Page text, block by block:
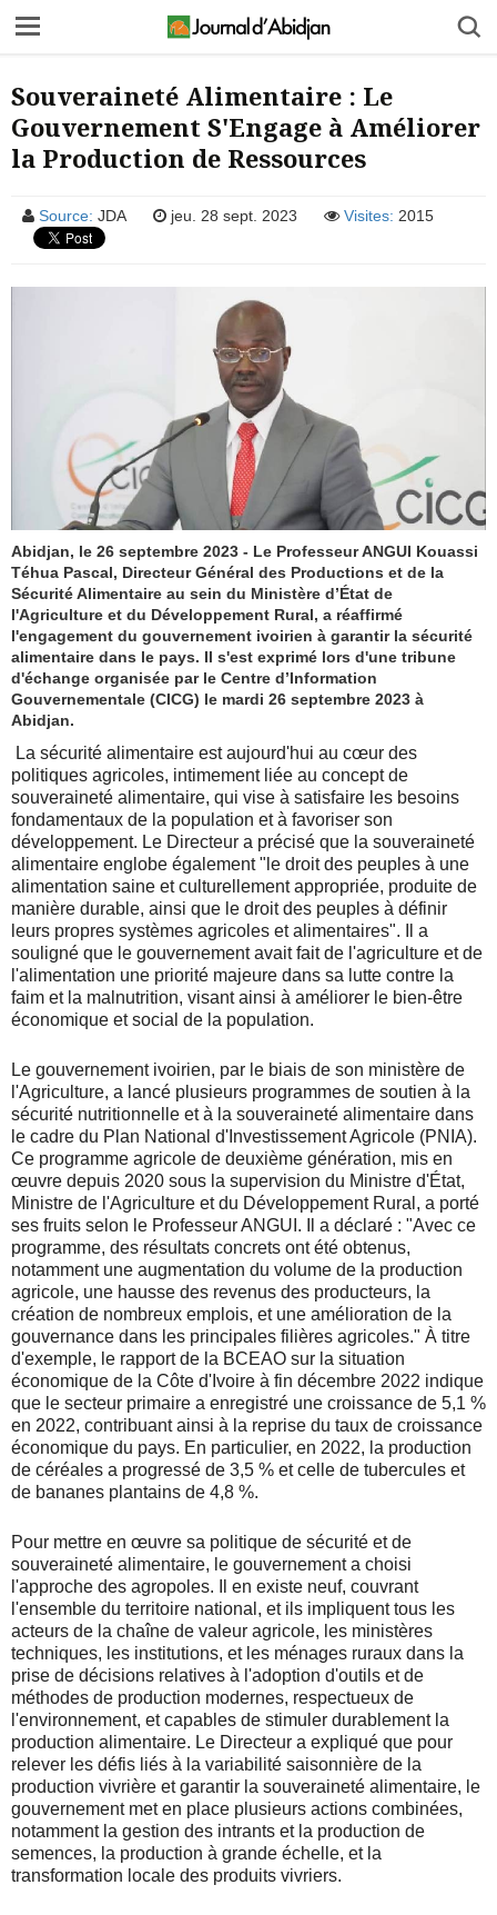
Souveraineté Alimentaire : Le
Gouvernement S'Engage à Améliorer
la Production de Ressources
Source: JDA jeu. 28 sept. 2023 Visites: 2015
Abidjan, le 26 septembre 2023 - Le Professeur ANGUI Kouassi
Téhua Pascal, Directeur Général des Productions et de la
Sécurité Alimentaire au sein du Ministère d’État de
l'Agriculture et du Développement Rural, a réaffirmé
l'engagement du gouvernement ivoirien à garantir la sécurité
alimentaire dans le pays. Il s'est exprimé lors d'une tribune
d'échange organisée par le Centre d’Information
Gouvernementale (CICG) le mardi 26 septembre 2023 à
Abidjan.
La sécurité alimentaire est aujourd'hui au cœur des
politiques agricoles, intimement liée au concept de
souveraineté alimentaire, qui vise à satisfaire les besoins
fondamentaux de la population et à favoriser son
développement. Le Directeur a précisé que la souveraineté
alimentaire englobe également "le droit des peuples à une
alimentation saine et culturellement appropriée, produite de
manière durable, ainsi que le droit des peuples à définir
leurs propres systèmes agricoles et alimentaires". Il a
souligné que le gouvernement avait fait de l'agriculture et de
l'alimentation une priorité majeure dans sa lutte contre la
faim et la malnutrition, visant ainsi à améliorer le bien-être
économique et social de la population.
Le gouvernement ivoirien, par le biais de son ministère de
l'Agriculture, a lancé plusieurs programmes de soutien à la
sécurité nutritionnelle et à la souveraineté alimentaire dans
le cadre du Plan National d'Investissement Agricole (PNIA).
Ce programme agricole de deuxième génération, mis en
œuvre depuis 2020 sous la supervision du Ministre d'État,
Ministre de l'Agriculture et du Développement Rural, a porté
ses fruits selon le Professeur ANGUI. Il a déclaré : "Avec ce
programme, des résultats concrets ont été obtenus,
notamment une augmentation du volume de la production
agricole, une hausse des revenus des producteurs, la
création de nombreux emplois, et une amélioration de la
gouvernance dans les principales filières agricoles." À titre
d'exemple, le rapport de la BCEAO sur la situation
économique de la Côte d'Ivoire à fin décembre 2022 indique
que le secteur primaire a enregistré une croissance de 5,1 %
en 2022, contribuant ainsi à la reprise du taux de croissance
économique du pays. En particulier, en 2022, la production
de céréales a progressé de 3,5 % et celle de tubercules et
de bananes plantains de 4,8 %.
Pour mettre en œuvre sa politique de sécurité et de
souveraineté alimentaire, le gouvernement a choisi
l'approche des agropoles. Il en existe neuf, couvrant
l'ensemble du territoire national, et ils impliquent tous les
acteurs de la chaîne de valeur agricole, les ministères
techniques, les institutions, et les ménages ruraux dans la
prise de décisions relatives à l'adoption d'outils et de
méthodes de production modernes, respectueux de
l'environnement, et capables de stimuler durablement la
production alimentaire. Le Directeur a expliqué que pour
relever les défis liés à la variabilité saisonnière de la
production vivrière et garantir la souveraineté alimentaire, le
gouvernement met en place plusieurs actions combinées,
notamment la gestion des intrants et la production de
semences, la production à grande échelle, et la
transformation locale des produits vivriers.